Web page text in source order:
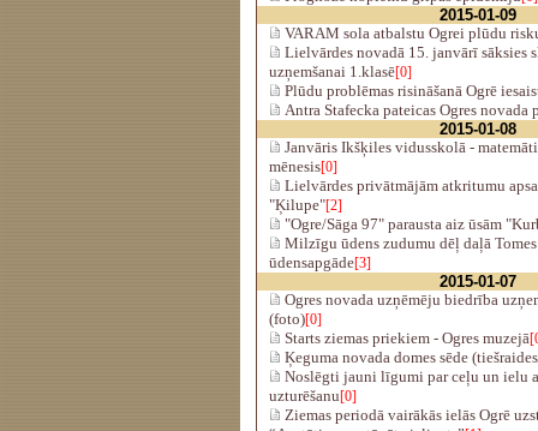
2015-01-09
VARAM sola atbalstu Ogrei plūdu
Lielvārdes novadā 15. janvārī sāksies
uzņemšanai 1.klasē[0]
Plūdu problēmas risināšanā Ogrē
Antra Stafecka pateicas Ogres
2015-01-08
Janvāris Ikšķiles vidusskolā -
mēnesis[0]
Lielvārdes privātmājām atkritumu
"Ķilupe"[2]
"Ogre/Sāga 97" parausta aiz ūsām
Milzīgu ūdens zudumu dēļ daļā
ūdensapgāde[3]
2015-01-07
Ogres novada uzņēmēju biedrība
(foto)[0]
Starts ziemas priekiem - Ogres muzejā
Ķeguma novada domes sēde
Noslēgti jauni līgumi par ceļu un ielu
uzturēšanu[0]
Ziemas periodā vairākās ielās Ogrē